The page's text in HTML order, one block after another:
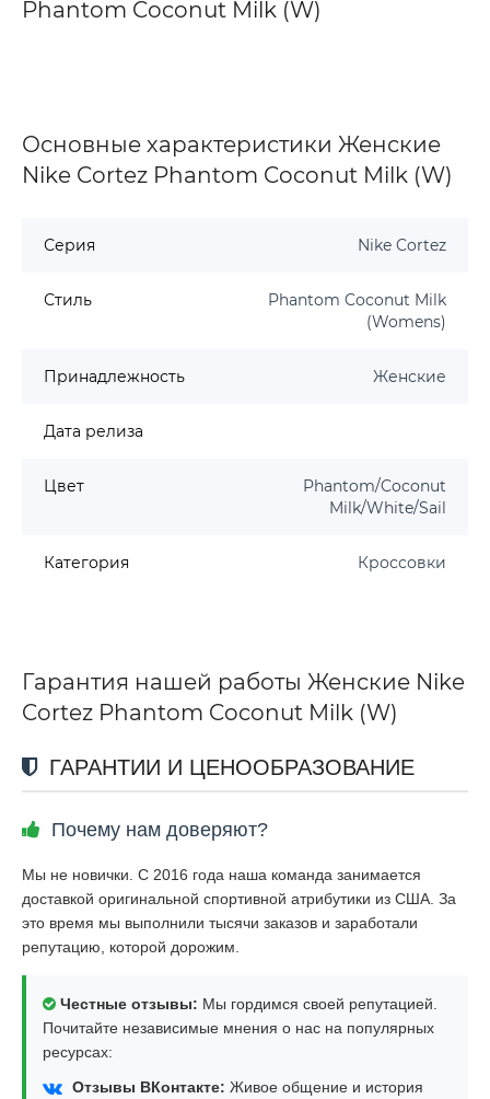
Phantom Coconut Milk (W)
Основные характеристики Женские
Nike Cortez Phantom Coconut Milk (W)
Серия Nike Cortez
Стиль
Phantom Coconut Milk
(Womens)
Принадлежность Женские
Дата релиза
Цвет
Phantom/Coconut
Milk/White/Sail
Категория Кроссовки
Гарантия нашей работы Женские Nike
Cortez Phantom Coconut Milk (W)
ГАРАНТИИ И ЦЕНООБРАЗОВАНИЕ
Почему нам доверяют?
Мы не новички. С 2016 года наша команда занимается
доставкой оригинальной спортивной атрибутики из США. За
это время мы выполнили тысячи заказов и заработали
репутацию, которой дорожим.
Честные отзывы: Мы гордимся своей репутацией.
Почитайте независимые мнения о нас на популярных
ресурсах:
Отзывы ВКонтакте: Живое общение и история